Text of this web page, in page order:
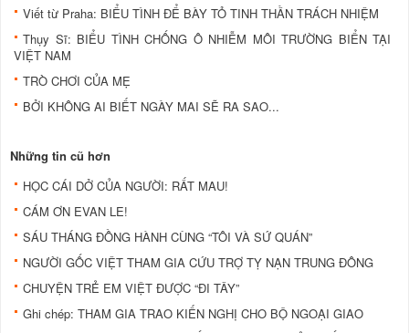
Viết từ Praha: BIỂU TÌNH ĐỂ BÀY TỎ TINH THẦN TRÁCH NHIỆM
Thụy Sĩ: BIỂU TÌNH CHỐNG Ô NHIỄM MÔI TRƯỜNG BIỂN TẠI
VIỆT NAM
TRÒ CHƠI CỦA MẸ
BỞI KHÔNG AI BIẾT NGÀY MAI SẼ RA SAO...
Những tin cũ hơn
HỌC CÁI DỞ CỦA NGƯỜI: RẤT MAU!
CÁM ƠN EVAN LE!
SÁU THÁNG ĐỒNG HÀNH CÙNG “TÔI VÀ SỨ QUÁN”
NGƯỜI GỐC VIỆT THAM GIA CỨU TRỢ TỴ NẠN TRUNG ĐÔNG
CHUYỆN TRẺ EM VIỆT ĐƯỢC “ĐI TÂY”
Ghi chép: THAM GIA TRAO KIẾN NGHỊ CHO BỘ NGOẠI GIAO